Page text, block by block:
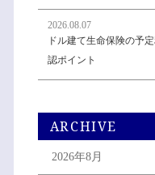
2026.08.07
ドル建て生命保険の予
認ポイント
ARCHIVE
2026年8月